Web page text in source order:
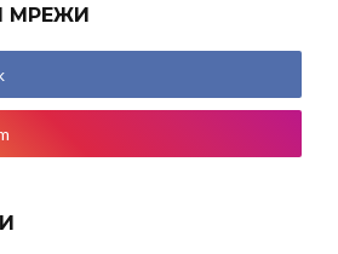
МРЕЖИ